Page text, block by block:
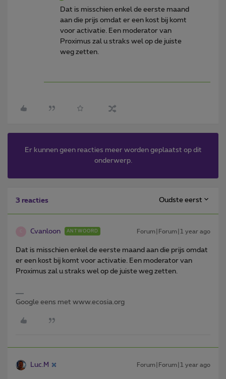
Dat is misschien enkel de eerste maand
aan die prijs omdat er een kost bij komt
voor activatie. Een moderator van
Proximus zal u straks wel op de juiste
weg zetten.
Er kunnen geen reacties meer worden geplaatst op dit
onderwerp.
3 reacties Oudste eerst
Cvanloon ANTWOORD Forum|Forum|1 year ago
Dat is misschien enkel de eerste maand aan die prijs omdat
er een kost bij komt voor activatie. Een moderator van
Proximus zal u straks wel op de juiste weg zetten.
Google eens met www.ecosia.org
Luc.M Forum|Forum|1 year ago